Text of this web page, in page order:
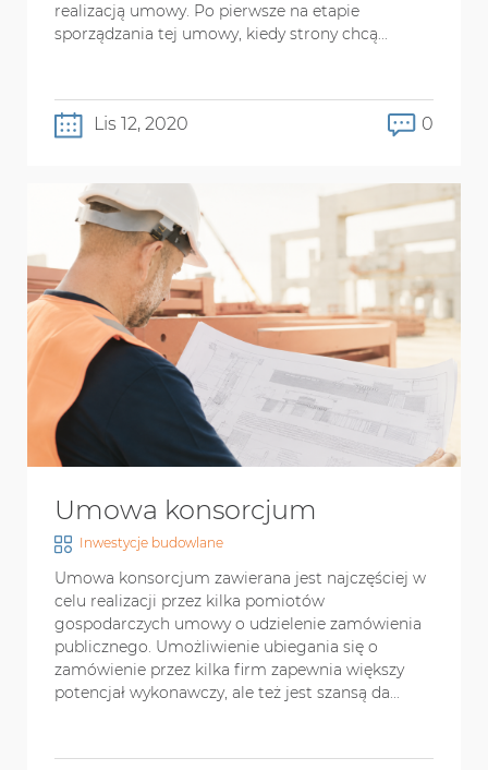
realizacją umowy. Po pierwsze na etapie
sporządzania tej umowy, kiedy strony chcą...
Lis 12, 2020 0
Umowa konsorcjum
Inwestycje budowlane
Umowa konsorcjum zawierana jest najczęściej w
celu realizacji przez kilka pomiotów
gospodarczych umowy o udzielenie zamówienia
publicznego. Umożliwienie ubiegania się o
zamówienie przez kilka firm zapewnia większy
potencjał wykonawczy, ale też jest szansą da...